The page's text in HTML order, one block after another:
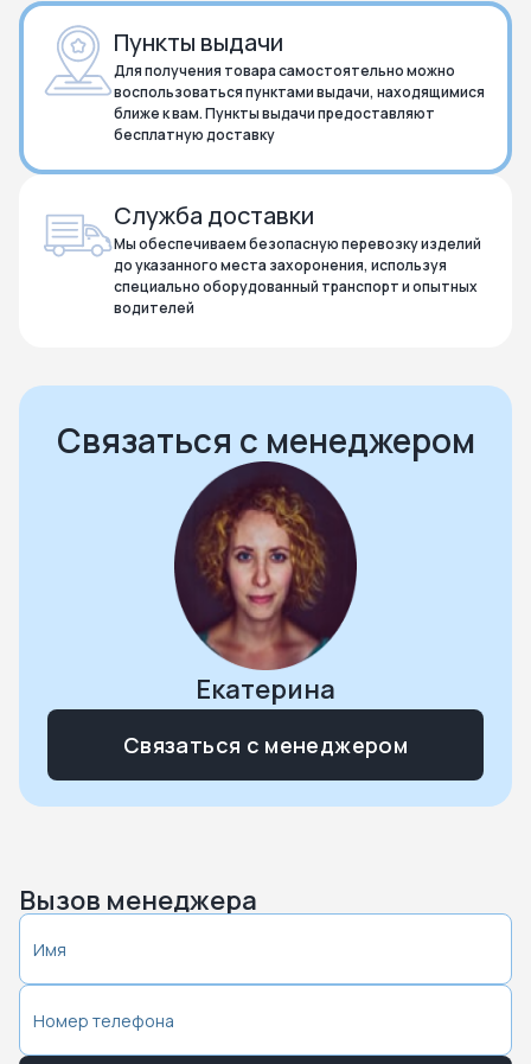
Пункты выдачи
Для получения товара самостоятельно можно
воспользоваться пунктами выдачи, находящимися
ближе к вам. Пункты выдачи предоставляют
бесплатную доставку
Служба доставки
Мы обеспечиваем безопасную перевозку изделий
до указанного места захоронения, используя
специально оборудованный транспорт и опытных
водителей
Связаться с менеджером
Екатерина
Связаться с менеджером
Вызов менеджера